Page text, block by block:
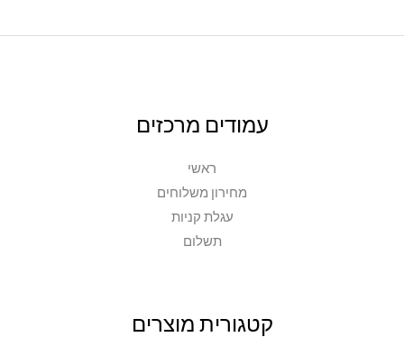
עמודים מרכזים
ראשי
מחירון משלוחים
עגלת קניות
תשלום
קטגורית מוצרים